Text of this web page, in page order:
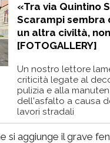
«Tra via Quintino
Scarampi sembra
un altra civiltà,
[FOTOGALLERY]
Un nostro lettore
criticità legate al
pulizia e alla
dell'asfalto a causa
lavori stradali
si aggiunge il grave